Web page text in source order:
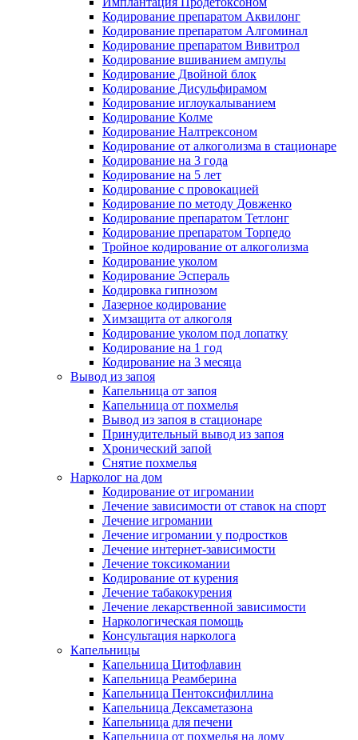
Кодирование препаратом Аквилонг
Кодирование препаратом Алгоминал
Кодирование препаратом Вивитрол
Кодирование вшиванием ампулы
Кодирование Двойной блок
Кодирование Дисульфирамом
Кодирование иглоукалыванием
Кодирование Колме
Кодирование Налтрексоном
Кодирование от алкоголизма в стационаре
Кодирование на 3 года
Кодирование на 5 лет
Кодирование с провокацией
Кодирование по методу Довженко
Кодирование препаратом Тетлонг
Кодирование препаратом Торпедо
Тройное кодирование от алкоголизма
Кодирование уколом
Кодирование Эспераль
Кодировка гипнозом
Лазерное кодирование
Химзащита от алкоголя
Кодирование уколом под лопатку
Кодирование на 1 год
Кодирование на 3 месяца
Вывод из запоя
Капельница от запоя
Капельница от похмелья
Вывод из запоя в стационаре
Принудительный вывод из запоя
Хронический запой
Снятие похмелья
Нарколог на дом
Кодирование от игромании
Лечение зависимости от ставок на спорт
Лечение игромании
Лечение игромании у подростков
Лечение интернет-зависимости
Лечение токсикомании
Кодирование от курения
Лечение табакокурения
Лечение лекарственной зависимости
Наркологическая помощь
Консультация нарколога
Капельницы
Капельница Цитофлавин
Капельница Реамберина
Капельница Пентоксифиллина
Капельница Дексаметазона
Капельница для печени
Капельница от похмелья на дому